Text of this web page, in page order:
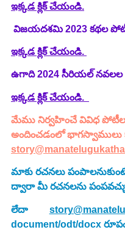
ఇక్కడ క్లిక్ చేయండి.
విజయదశమి 2023 కథల
ఇక్కడ క్లిక్ చేయండి.
ఉగాది 2024 సీరియల్
ఇక్కడ క్లిక్ చేయండి.
మేము నిర్వహించే వివిధ
అందించడంలో భాగస్వాములు
మాకు రచనలు
ద్వారా మీ రచనలను
లేదా
document/odt/docx